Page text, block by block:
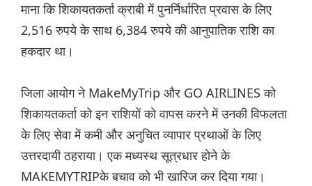
माना कि शिकायतकर्ता क्राबी में पुनर्निर्धारित प्रवास के लिए
2,516 रुपये के साथ 6,384 रुपये की आनुपातिक राशि का
हकदार था।
जिला आयोग ने MakeMyTrip और GO AIRLINES को
शिकायतकर्ता को इन राशियों को वापस करने में उनकी विफलता
के लिए सेवा में कमी और अनुचित व्यापार प्रथाओं के लिए
उत्तरदायी ठहराया। एक मध्यस्थ सूत्रधार होने के
MAKEMYTRIPके बचाव को भी खारिज कर दिया गया।